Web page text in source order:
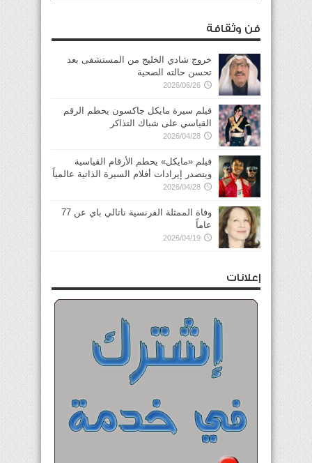
فن وثقافة
خروج شادي الخليج من المستشفى بعد
تحسن حالته الصحية
2026/06/26
فيلم سيرة مايكل جاكسون يحطم الرقم
القياسي على شباك التذاكر
2026/04/28
فيلم «مايكل» يحطم الأرقام القياسية
ويتصدر إيرادات أفلام السيرة الذاتية عالمياً
2026/04/28
وفاة الممثلة الفرنسية ناتالي باي عن 77
عاماً
2026/04/19
إعلانات